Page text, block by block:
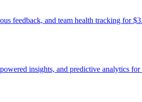
feedback, and team health tracking for
insights, and predictive analytics for